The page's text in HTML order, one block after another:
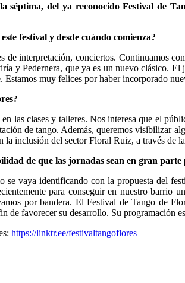
séptima, del ya reconocido Festival de
festival y desde cuándo comienza?
de interpretación, conciertos. Continuamos
y Pedernera, que ya es un nuevo clásico.
muy felices por haber incorporado
las clases y talleres. Nos interesa que el
de tango. Además, queremos visibilizar
inclusión del sector Floral Ruiz, a través de
de que las jornadas sean en gran parte
vaya identificando con la propuesta del
para conseguir en nuestro
por bandera. El Festival de Tango de
de favorecer su desarrollo. Su programación
https://linktr.ee/festivaltangoflores